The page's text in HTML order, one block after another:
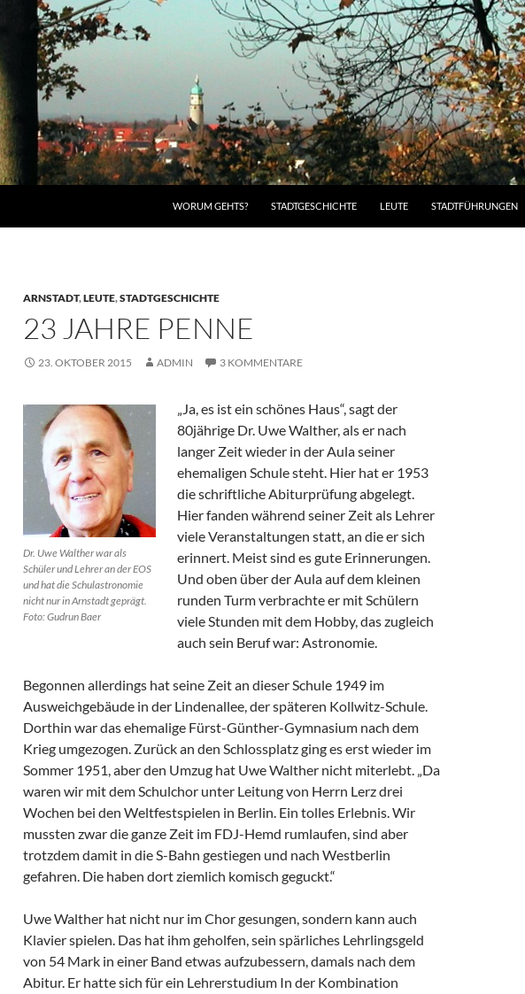
WORUM GEHTS? STADTGESCHICHTE LEUTE STADTFÜHRUNGEN
ARNSTADT,LEUTE,STADTGESCHICHTE
23 JAHRE PENNE
23. OKTOBER 2015 ADMIN 3 KOMMENTARE
Dr. Uwe Walther war als
Schüler und Lehrer an der EOS
und hat die Schulastronomie
nicht nur in Arnstadt geprägt.
Foto: Gudrun Baer
„Ja, es ist ein schönes Haus“, sagt der
80jährige Dr. Uwe Walther, als er nach
langer Zeit wieder in der Aula seiner
ehemaligen Schule steht. Hier hat er 1953
die schriftliche Abiturprüfung abgelegt.
Hier fanden während seiner Zeit als Lehrer
viele Veranstaltungen statt, an die er sich
erinnert. Meist sind es gute Erinnerungen.
Und oben über der Aula auf dem kleinen
runden Turm verbrachte er mit Schülern
viele Stunden mit dem Hobby, das zugleich
auch sein Beruf war: Astronomie.
Begonnen allerdings hat seine Zeit an dieser Schule 1949 im
Ausweichgebäude in der Lindenallee, der späteren Kollwitz-Schule.
Dorthin war das ehemalige Fürst-Günther-Gymnasium nach dem
Krieg umgezogen. Zurück an den Schlossplatz ging es erst wieder im
Sommer 1951, aber den Umzug hat Uwe Walther nicht miterlebt. „Da
waren wir mit dem Schulchor unter Leitung von Herrn Lerz drei
Wochen bei den Weltfestspielen in Berlin. Ein tolles Erlebnis. Wir
mussten zwar die ganze Zeit im FDJ-Hemd rumlaufen, sind aber
trotzdem damit in die S-Bahn gestiegen und nach Westberlin
gefahren. Die haben dort ziemlich komisch geguckt.“
Uwe Walther hat nicht nur im Chor gesungen, sondern kann auch
Klavier spielen. Das hat ihm geholfen, sein spärliches Lehrlingsgeld
von 54 Mark in einer Band etwas aufzubessern, damals nach dem
Abitur. Er hatte sich für ein Lehrerstudium In der Kombination